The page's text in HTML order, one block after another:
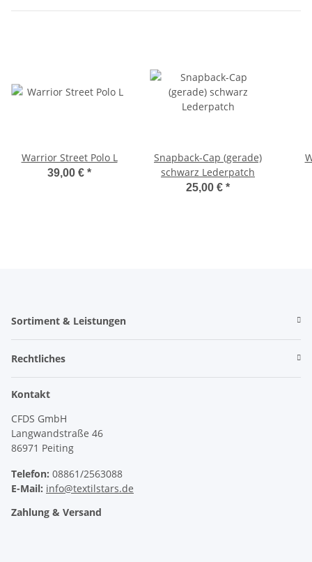
Warrior Street Polo L
39,00 € *
Snapback-Cap (gerade)
schwarz Lederpatch
25,00 € *
Sortiment & Leistungen
Rechtliches
Kontakt
CFDS GmbH
Langwandstraße 46
86971 Peiting
Telefon: 08861/2563088
E-Mail: info@textilstars.de
Zahlung & Versand